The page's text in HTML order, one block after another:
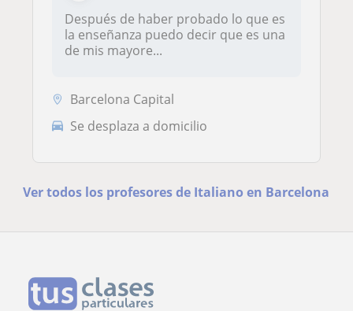
Después de haber probado lo que es
la enseñanza puedo decir que es una
de mis mayore...
Barcelona Capital
Se desplaza a domicilio
Ver todos los profesores de Italiano en Barcelona